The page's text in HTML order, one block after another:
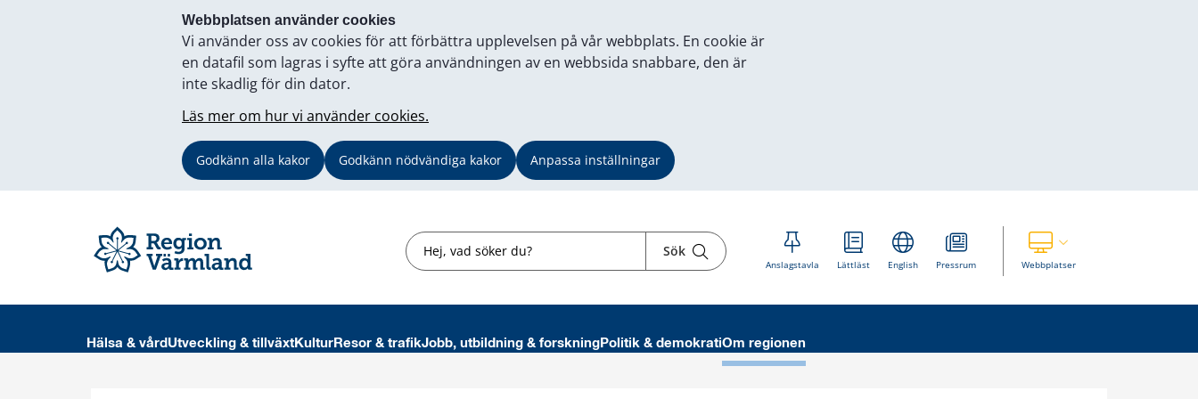
Webbplatsen använder cookies
Vi använder oss av cookies för att förbättra upplevelsen på vår webbplats. En cookie är
en datafil som lagras i syfte att göra användningen av en webbsida snabbare, den är
inte skadlig för din dator.
Läs mer om hur vi använder cookies.
Godkänn alla kakor Godkänn nödvändiga kakor Anpassa inställningar
Sök Sök
Anslagstavla Lättläst English Pressrum WebbplatserVisa våra andra webbplatser
Hälsa & vård Utveckling & tillväxtKulturResor & trafikJobb, utbildning & forskningPolitik & demokratiOm regionen